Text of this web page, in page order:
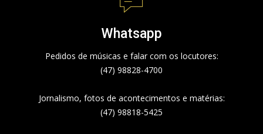
Whatsapp
Pedidos de músicas e falar com os locutores:
(47) 98828-4700
Jornalismo, fotos de acontecimentos e matérias:
(47) 98818-5425